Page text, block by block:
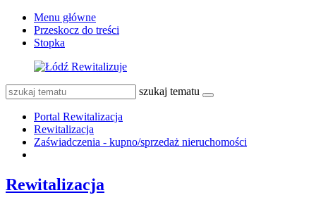
Menu główne
Przeskocz do treści
Stopka
szukaj tematu
Portal Rewitalizacja
Rewitalizacja
Zaświadczenia - kupno/sprzedaż nieruchomości
Rewitalizacja